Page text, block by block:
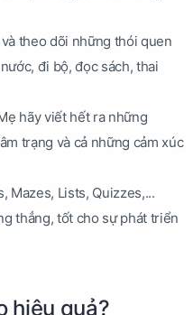
theo dõi những thói quen
đi bộ, đọc sách, thai
hãy viết hết ra những
trạng và cả những cảm xúc
Mazes, Lists, Quizzes,...
thẳng, tốt cho sự phát triển
hiệu quả?